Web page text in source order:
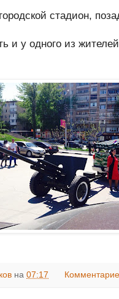
стадион,
и у одного из
на 07:17